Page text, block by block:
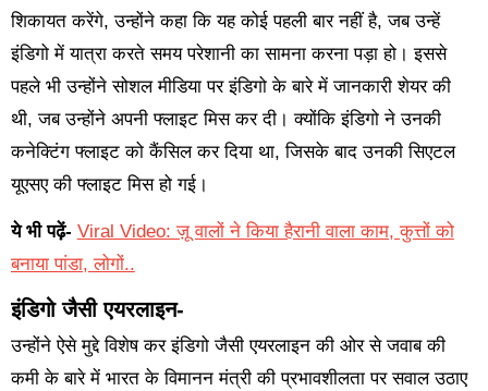
शिकायत करेंगे, उन्होंने कहा कि यह कोई पहली बार नहीं है, जब उन्हें
इंडिगो में यात्रा करते समय परेशानी का सामना करना पड़ा हो। इससे
पहले भी उन्होंने सोशल मीडिया पर इंडिगो के बारे में जानकारी शेयर की
थी, जब उन्होंने अपनी फ्लाइट मिस कर दी। क्योंकि इंडिगो ने उनकी
कनेक्टिंग फ्लाइट को कैंसिल कर दिया था, जिसके बाद उनकी सिएटल
यूएसए की फ्लाइट मिस हो गई।
ये भी पढ़ें- Viral Video: ज़ू वालों ने किया हैरानी वाला काम, कुत्तों को
बनाया पांडा, लोगों..
इंडिगो जैसी एयरलाइन-
उन्होंने ऐसे मुद्दे विशेष कर इंडिगो जैसी एयरलाइन की ओर से जवाब की
कमी के बारे में भारत के विमानन मंत्री की प्रभावशीलता पर सवाल उठाए